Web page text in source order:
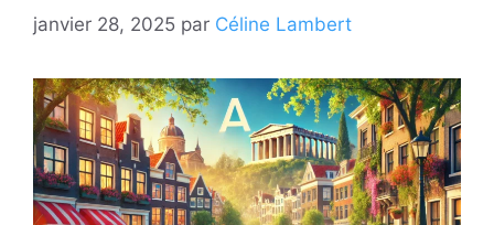
janvier 28, 2025 par Céline Lambert